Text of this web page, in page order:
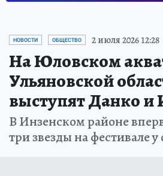
НОВОСТИ ОБЩЕСТВО 2 июля 2026 12:28
На Юловском
Ульяновской
выступят Данко и
В Инзенском районе
три звезды на фестивале